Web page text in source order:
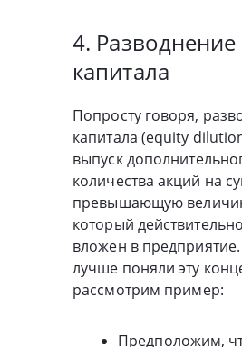
4. Разводнение
капитала
Попросту говоря,
капитала (equity
выпуск
количества акций на
превышающую
который
вложен в
лучше поняли эту
рассмотрим пример:
Предположим,